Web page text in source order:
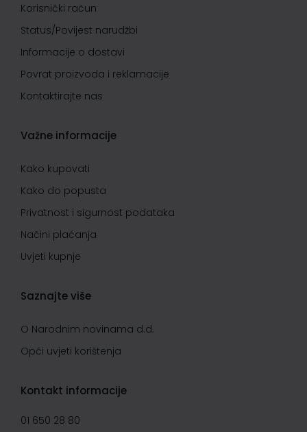
Korisnički račun
Status/Povijest narudžbi
Informacije o dostavi
Povrat proizvoda i reklamacije
Kontaktirajte nas
Važne informacije
Kako kupovati
Kako do popusta
Privatnost i sigurnost podataka
Načini plaćanja
Uvjeti kupnje
Saznajte više
O Narodnim novinama d.d.
Opći uvjeti korištenja
Kontakt informacije
01 650 28 80